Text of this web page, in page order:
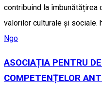
contribuind la
valorilor culturale și
Ngo
ASOCIAȚIA PENTRU
COMPETENȚELOR